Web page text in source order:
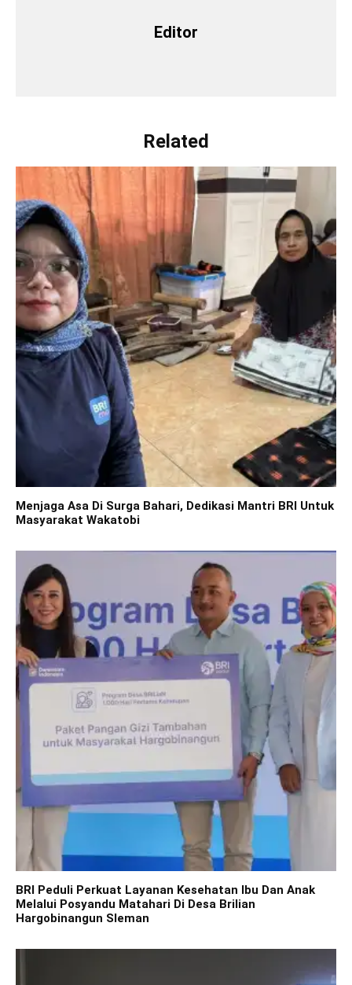
Editor
Related
Menjaga Asa Di Surga Bahari, Dedikasi Mantri BRI Untuk
Masyarakat Wakatobi
BRI Peduli Perkuat Layanan Kesehatan Ibu Dan Anak
Melalui Posyandu Matahari Di Desa Brilian
Hargobinangun Sleman